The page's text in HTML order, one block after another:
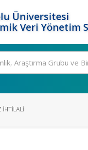
Üniversitesi
Veri Yönetim
İHTILALI